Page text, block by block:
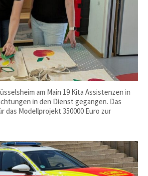
am Main 19 Kita Assistenzen in
in den Dienst gegangen. Das
das Modellprojekt 350000 Euro zur